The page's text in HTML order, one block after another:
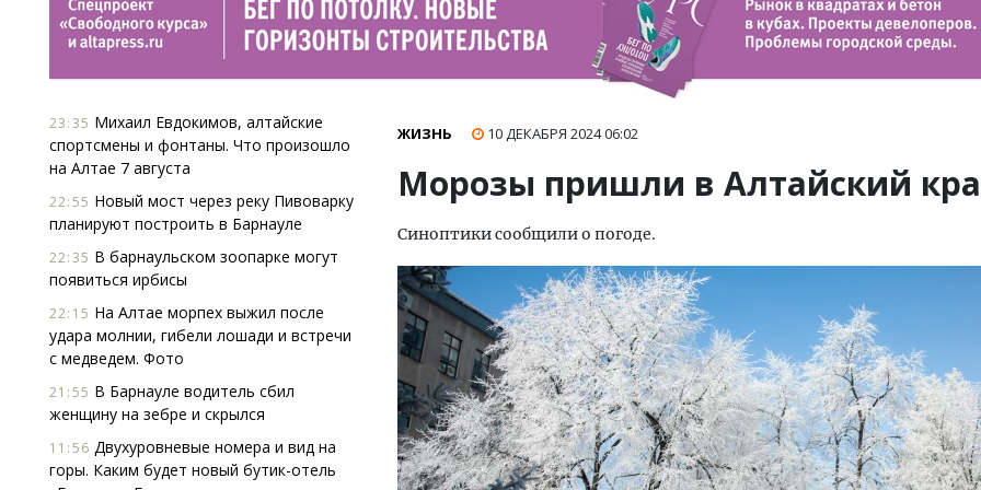
23:35 Михаил Евдокимов, алтайские
спортсмены и фонтаны. Что произошло
на Алтае 7 августа
22:55 Новый мост через реку Пивоварку
планируют построить в Барнауле
22:35 В барнаульском зоопарке могут
появиться ирбисы
22:15 На Алтае морпех выжил после
удара молнии, гибели лошади и встречи
с медведем. Фото
21:55 В Барнауле водитель сбил
женщину на зебре и скрылся
11:56 Двухуровневые номера и вид на
горы. Каким будет новый бутик-отель
ЖИЗНЬ 10 ДЕКАБРЯ 202406:02
Морозы пришли в Алтайский
Синоптики сообщили о погоде.